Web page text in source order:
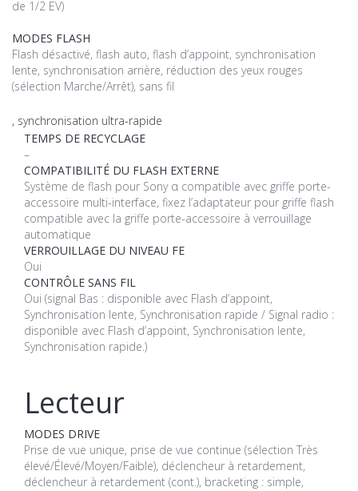
de 1/2 EV)
MODES FLASH
Flash désactivé, flash auto, flash d’appoint, synchronisation
lente, synchronisation arrière, réduction des yeux rouges
(sélection Marche/Arrêt), sans fil
, synchronisation ultra-rapide
TEMPS DE RECYCLAGE
–
COMPATIBILITÉ DU FLASH EXTERNE
Système de flash pour Sony α compatible avec griffe porte-
accessoire multi-interface, fixez l’adaptateur pour griffe flash
compatible avec la griffe porte-accessoire à verrouillage
automatique
VERROUILLAGE DU NIVEAU FE
Oui
CONTRÔLE SANS FIL
Oui (signal Bas : disponible avec Flash d’appoint,
Synchronisation lente, Synchronisation rapide / Signal radio :
disponible avec Flash d’appoint, Synchronisation lente,
Synchronisation rapide.)
Lecteur
MODES DRIVE
Prise de vue unique, prise de vue continue (sélection Très
élevé/Élevé/Moyen/Faible), déclencheur à retardement,
déclencheur à retardement (cont.), bracketing : simple,